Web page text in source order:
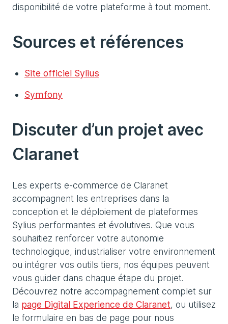
disponibilité de votre plateforme à tout moment.
Sources et références
Site officiel Sylius
Symfony
Discuter d’un projet avec
Claranet
Les experts e-commerce de Claranet
accompagnent les entreprises dans la
conception et le déploiement de plateformes
Sylius performantes et évolutives. Que vous
souhaitiez renforcer votre autonomie
technologique, industrialiser votre environnement
ou intégrer vos outils tiers, nos équipes peuvent
vous guider dans chaque étape du projet.
Découvrez notre accompagnement complet sur
la page Digital Experience de Claranet, ou utilisez
le formulaire en bas de page pour nous